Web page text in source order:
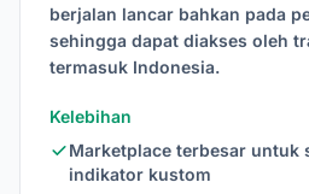
berjalan lancar bahkan pada
sehingga dapat diakses oleh
termasuk Indonesia.
Kelebihan
Marketplace terbesar untuk
indikator kustom